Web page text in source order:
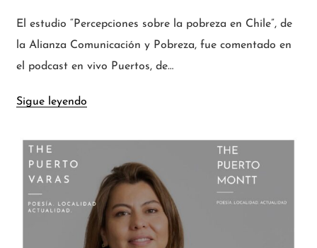
El estudio “Percepciones sobre la pobreza en Chile”, de
la Alianza Comunicación y Pobreza, fue comentado en
el podcast en vivo Puertos, de…
Sigue leyendo